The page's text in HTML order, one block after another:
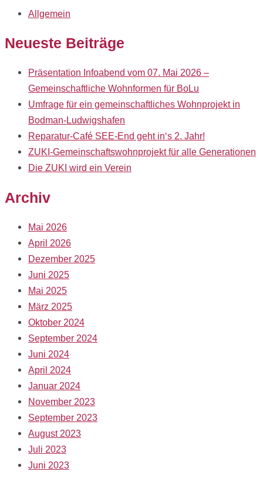
Allgemein
Neueste Beiträge
Präsentation Infoabend vom 07. Mai 2026 –
Gemeinschaftliche Wohnformen für BoLu
Umfrage für ein gemeinschaftliches Wohnprojekt in
Bodman-Ludwigshafen
Reparatur-Café SEE-End geht in‘s 2. Jahr!
ZUKI-Gemeinschaftswohnprojekt für alle Generationen
Die ZUKI wird ein Verein
Archiv
Mai 2026
April 2026
Dezember 2025
Juni 2025
Mai 2025
März 2025
Oktober 2024
September 2024
Juni 2024
April 2024
Januar 2024
November 2023
September 2023
August 2023
Juli 2023
Juni 2023